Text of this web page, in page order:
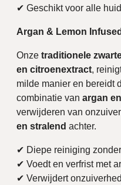
✔ Geschikt voor alle
Argan & Lemon
Onze traditionele
en citroenextract,
milde manier en bereidt
combinatie van argan
verwijderen van
en stralend achter.
✔ Diepe reiniging
✔ Voedt en verfrist met
✔ Verwijdert